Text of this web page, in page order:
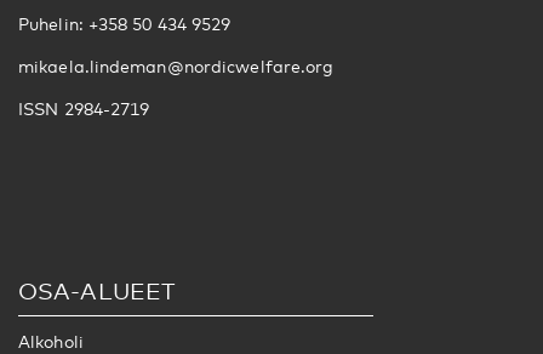
Puhelin: +358 50 434 9529
mikaela.lindeman@nordicwelfare.org
ISSN 2984-2719
OSA-ALUEET
Alkoholi